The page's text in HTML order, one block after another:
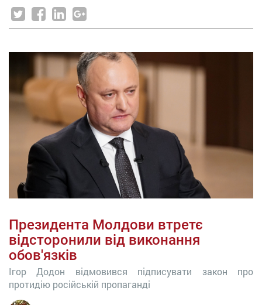
Президента Молдови втретє
відсторонили від виконання
обов'язків
Ігор Додон відмовився підписувати закон про
протидію російській пропаганді